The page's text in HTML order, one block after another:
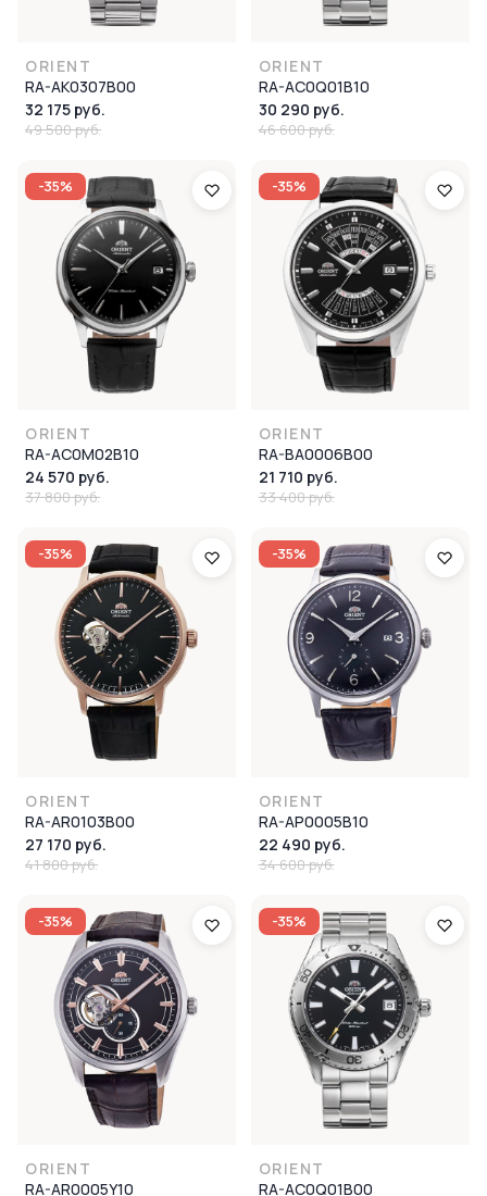
ORIENT
RA-AK0307B00
32 175 руб.
49 500 руб.
ORIENT
RA-AC0Q01B10
30 290 руб.
46 600 руб.
-35%
ORIENT
RA-AC0M02B10
24 570 руб.
37 800 руб.
-35%
ORIENT
RA-BA0006B00
21 710 руб.
33 400 руб.
-35%
ORIENT
RA-AR0103B00
27 170 руб.
41 800 руб.
-35%
ORIENT
RA-AP0005B10
22 490 руб.
34 600 руб.
-35%
ORIENT
RA-AR0005Y10
-35%
ORIENT
RA-AC0Q01B00